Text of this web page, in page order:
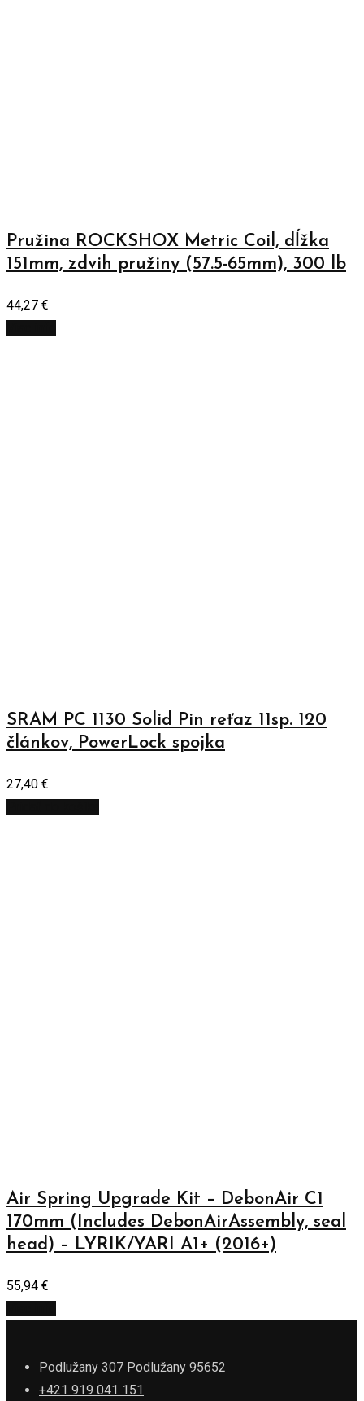
Pružina ROCKSHOX Metric Coil, dĺžka
151mm, zdvih pružiny (57.5-65mm), 300 lb
44,27 €
SRAM PC 1130 Solid Pin reťaz 11sp. 120
článkov, PowerLock spojka
27,40 €
Air Spring Upgrade Kit – DebonAir C1
170mm (Includes DebonAirAssembly, seal
head) – LYRIK/YARI A1+ (2016+)
55,94 €
Podlužany 307 Podlužany 95652
+421 919 041 151